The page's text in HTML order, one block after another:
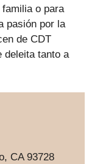
o para
pasión por la
de CDT
deleita tanto a
CA 93728